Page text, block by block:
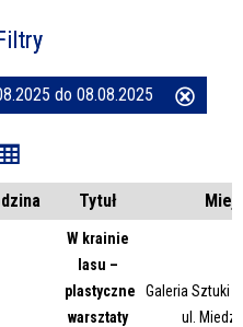
do 08.08.2025
Tytuł
W krainie
lasu –
plastyczne
warsztaty
Galeria Sztuki
ul.